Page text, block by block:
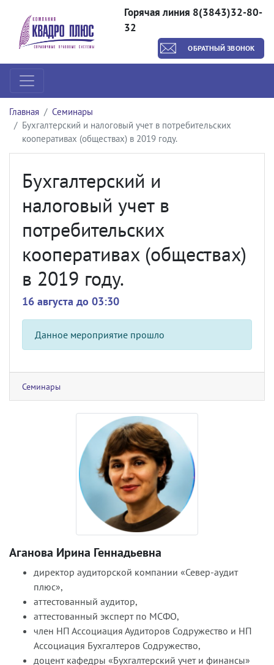
Горячая линия 8(3843)32-80-
32
ОБРАТНЫЙ ЗВОНОК
Главная
Семинары
Бухгалтерский и налоговый учет в потребительских
кооперативах (обществах) в 2019 году.
Бухгалтерский и
налоговый учет в
потребительских
кооперативах (обществах)
в 2019 году.
16 августа до 03:30
Данное мероприятие прошло
Семинары
Аганова Ирина Геннадьевна
директор аудиторской компании «Север-аудит
плюс»,
аттестованный аудитор,
аттестованный эксперт по МСФО,
член НП Ассоциация Аудиторов Содружество и НП
Ассоциация Бухгалтеров Содружество,
доцент кафедры «Бухгалтерский учет и финансы»